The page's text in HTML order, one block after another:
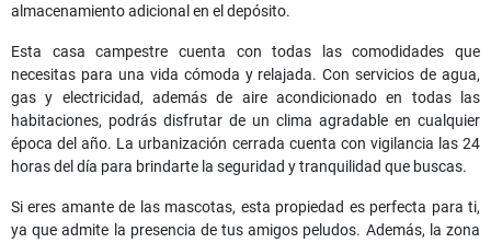
almacenamiento adicional en el depósito.
Esta casa campestre cuenta con todas las comodidades que
necesitas para una vida cómoda y relajada. Con servicios de agua,
gas y electricidad, además de aire acondicionado en todas las
habitaciones, podrás disfrutar de un clima agradable en cualquier
época del año. La urbanización cerrada cuenta con vigilancia las 24
horas del día para brindarte la seguridad y tranquilidad que buscas.
Si eres amante de las mascotas, esta propiedad es perfecta para ti,
ya que admite la presencia de tus amigos peludos. Además, la zona